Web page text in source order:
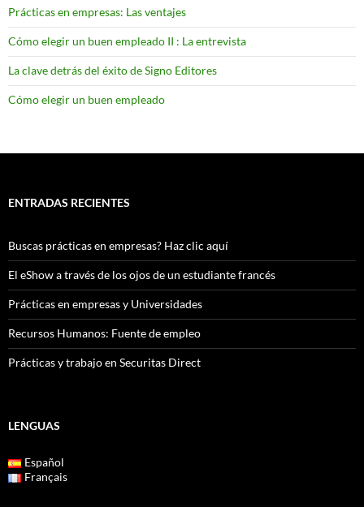
Prácticas en empresas: Las ventajes
Cómo elegir un buen empleado II : La entrevista
La clave detrás del éxito de Signo Editores
Cómo elegir un buen empleado
ENTRADAS RECIENTES
Buscas prácticas en empresas? Haz clic aquí
El eShow a través de los ojos de un estudiante francés
Prácticas en empresas y Universidades
Recursos Humanos: Fuente de empleo
Prácticas y trabajo en Securitas Direct
LENGUAS
Español
Français